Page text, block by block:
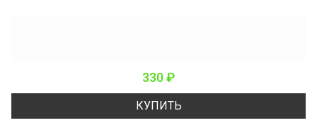
330 ₽
КУПИТЬ